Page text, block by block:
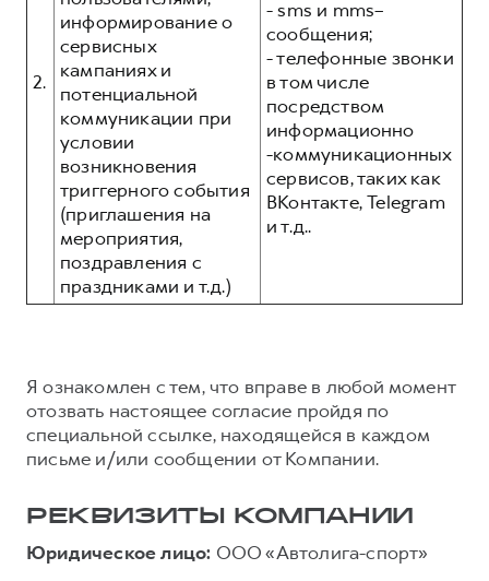
2.
информирование о
сервисных
кампаниях и
потенциальной
коммуникации при
условии
возникновения
триггерного события
(приглашения на
мероприятия,
поздравления с
праздниками и т.д.)
- sms и mms–
сообщения;
- телефонные звонки
в том числе
посредством
информационно
-коммуникационных
сервисов, таких как
ВКонтакте, Telegram
и т.д..
Я ознакомлен с тем, что вправе в любой момент
отозвать настоящее согласие пройдя по
специальной ссылке, находящейся в каждом
письме и/или сообщении от Компании.
РЕКВИЗИТЫ КОМПАНИИ
Юридическое лицо: ООО «Автолига-спорт»